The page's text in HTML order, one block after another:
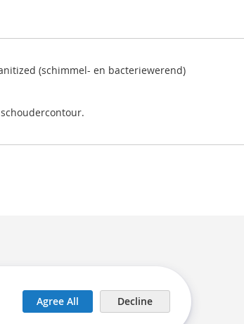
(schimmel- en bacteriewerend)
Agree All Decline